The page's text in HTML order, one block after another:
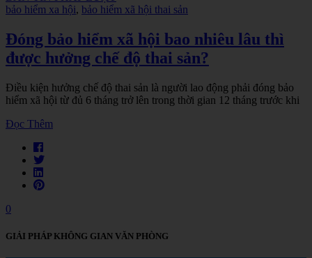
bảo hiểm xa hội, bảo hiểm xã hội thai sản
Đóng bảo hiểm xã hội bao nhiêu lâu thì
được hưởng chế độ thai sản?
Điều kiện hưởng chế độ thai sản là người lao động phải đóng bảo
hiểm xã hội từ đủ 6 tháng trở lên trong thời gian 12 tháng trước khi
Đọc Thêm
0
GIẢI PHÁP KHÔNG GIAN VĂN PHÒNG